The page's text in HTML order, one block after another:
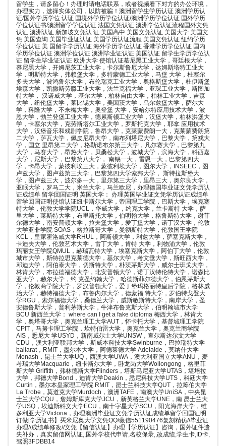
留学生，请多留心！办理时请电话联系，或者视频看下对方的办公环境，
办理实力，选择实体公司，以防被骗！澳洲留学生学历认证 澳洲学历认
证/国外学历学位 认证 国境外学历学位认证/澳洲学历学位认证 国外学历
学位认证书/澳洲留学学位认证 法国文凭认证 澳洲学位认证流程国外文凭
认证 澳洲认证 新加坡文凭认 证 美国高中 美国文凭认证 美国大学 美国文
凭 美国查询 美国毕业证认证 美国学历认证流程 美国文凭认证 纽约学历
学位认证 美 国留学学历认证 海外学历学位认证 香港学历学位认证 国内
学历学位认证 澳洲学位认证 澳洲毕业证认证 美国认证 留学生学历学位认
证 留学生毕业证认证 欧洲大学 使馆认证慕尼黑工业大学，哥廷根大学，
慕尼黑大学，开姆尼茨工业大学，卡尔斯鲁厄大学，达姆斯塔特工业大
学，明斯特大学，弗赖堡大学，多特蒙德工业大学，马堡 大学，杜塞尔
多夫大学，波鸿鲁尔大学，布伦瑞克工业大学，奥格斯堡大学，杜伊斯堡
埃森大学，凯撒斯劳滕工业大学，法兰克福大学，亚琛工业大学，斯图加
特大学， 汉诺威大学，基尔大学，柏林自由大学，柏林工业大学，吉森
大学，纽伦堡大学，莱比锡大学，美因茨大学，乌尔兹堡大学，萨尔大
学，科隆大学，不来梅大学，奥登堡 大学，安哈尔特应用技术大学，波
恩大学，勃兰登堡工业大学，德累斯顿工业大学，汉堡大学，柏林洪堡大
学，卡塞尔大学，克劳斯塔尔工业大学，罗斯托克大学，耶拿 应用技术
大学，汉堡音乐和戏剧学院，鲁昂大学，克莱蒙费朗一大，克莱蒙费朗第
二大学，萨瓦大学，佩皮尼昂大学，南布列塔尼大学，巴黎大学，第戎大
学，国立 里昂第二大学，格勒诺布尔第三大学，凡尔赛大学，巴黎第九
大学，马赛大学，昂热大学，贝桑松大学，波城大学，滨海大学，科西嘉
大学，尼斯大学，巴黎第八大学， 南锡一大，雷恩一大，巴黎第四大
学，卡昂大学，蒙彼利埃三大，蒙彼利埃大学，图尔大学，INSEEC，图
卢兹大学，图卢兹第三大学，巴黎第四大学索邦大学， 斯特拉斯堡大
学，图卢兹三大，波尔多一大，里尔第三大学，里昂三大，奥尔良大学，
亚眠大学，罗马二大，米兰大学，马兰欧尼，办理德国毕业证文凭学历认
证成绩单 留学回国证明 英国大学： 办理英国毕业证文凭学历认证成绩单
留学回国证明使馆认证纽卡斯尔大学，帝国理工学院，巴斯大学，埃克塞
特大学，伦敦大学学院UCL，华威大学，约克大学，兰卡斯特 大学，萨
里大学，莱斯特大学，布里斯托大学，伯明翰大学，格鲁斯特大学，谢菲
尔德大学，南安普顿大学，拉夫堡大学，爱丁堡大学，诺丁汉大学，伦敦
大学亚非学院 SOAS，格拉斯哥大学，曼彻斯特大学，伦敦国王学院
KCL，皇家霍洛威大学RHUL，阿斯顿大学，利兹大学，萨塞克斯大学，
卡迪夫大学，伦敦艺术大学，雷丁大学，肯特 大学，利物浦大学，伦敦
玛丽女王学院QMUL，赫瑞瓦特大学，埃塞克斯大学，阿伯丁大学，伦敦
城市大学，斯特拉思克莱德大学，基尔大学，考文垂大学，斯旺西大学，
邓迪大学，阿伯泰大学，切斯特大学，朴茨茅斯大学，威尔士班戈大学，
林肯大学，布拉德福德大学，北安普顿大学，诺丁汉特伦特大学，诺森比
亚大学，赫尔大学，约 克圣约翰大学，哈德斯菲尔德大学，伯恩茅斯大
学，伦敦商学院大学，罗汉普顿大学，爱丁堡玛格丽特皇后学院，格林威
治大学，赫特福德大学，布鲁内尔大学，德蒙福 特大学，罗伯特戈登大
学RGU，索尔福德大学，桑德兰大学，威斯敏斯特大学，南岸大学，圣
安德鲁斯大学，普利茅斯大学，牛津布鲁克斯大学，伯明翰城市大学
BCU 新西兰大学： where can I get a fake diploma 梅西大学，林肯大
学，奥塔哥大学，奥克兰理工大学AUT，怀卡托大学，基督城理工学院
CPIT，马努卡理工学院，坎特伯雷大学，奥克兰大学，奥克兰商学院
AIS，悉尼大 学USYD，新南威尔士大学UNSW，查尔斯达尔文大学
CDU，澳大利亚联邦大学，斯威本科技大学Swinburne，巴拉瑞特大学
ballarat，RMIT，墨尔本大学，阿德莱德大学 Adelaide，莫纳什大学
Monash，昆士兰大学UQ，西澳大学UWA，澳大利亚国立大学ANU，麦
考瑞大学Macquarie，纽卡斯尔大学，卧龙岗大学Wollongong，格里菲
斯大学 Griffith，弗林德斯大学Flinders，塔斯马尼亚大学UTAS，堪培拉
大学，邦德大学Bond，迪肯大学Deakin，悉尼科技大学UTS，科廷大学
Curtin，墨尔本皇家理工学院 RMIT，昆士兰科技大学QUT，拉筹伯大学
La Trobe，莫道克大学Murdoch，澳洲TAFE，南澳大学UniSA，中央昆
士兰大学CQU，詹姆斯库克大学JCU，新英格兰大学UNE，南 昆士兰大
学USQ，埃迪斯科文大学ECU，南十字星大学SCU，阳光海岸大学，维
多利亚大学Victoria，办理澳洲毕业证文凭学历认证成绩单留学回国证明
订做[学历证书】买米尼奥大学文凭QQ/薇信551190476复刻精仿//毕业证
办理//成绩单修改//文凭【留信认证】办理【学历认证】咨询，国外证件遗
失补办，真实留信网认证,,国外学校代申请,名校保录,,改成绩,学生卡,ID卡,
驾照3FDBB14